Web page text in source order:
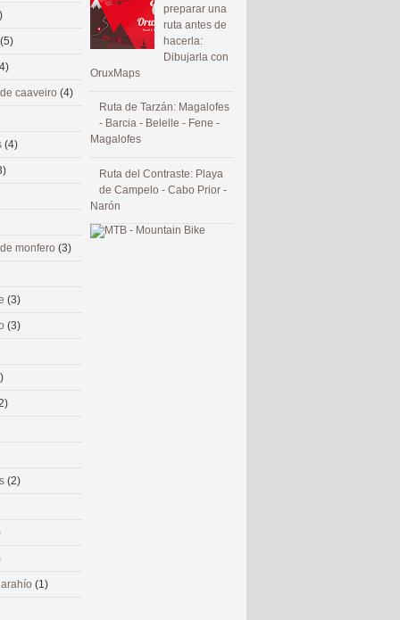
preparar una
ruta antes de
hacerla:
Dibujarla con
OruxMaps
Ruta de Tarzán: Magalofes
- Barcia - Belelle - Fene -
Magalofes
Ruta del Contraste: Playa
de Campelo - Cabo Prior -
Narón
(5)
caaveiro (4)
(4)
monfero (3)
(3)
(3)
(2)
(1)